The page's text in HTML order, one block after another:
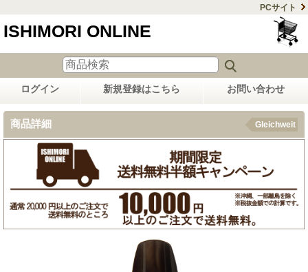
PCサイト
ISHIMORI ONLINE
ログイン 新規登録はこちら お問い合わせ
商品詳細 Gleichweit